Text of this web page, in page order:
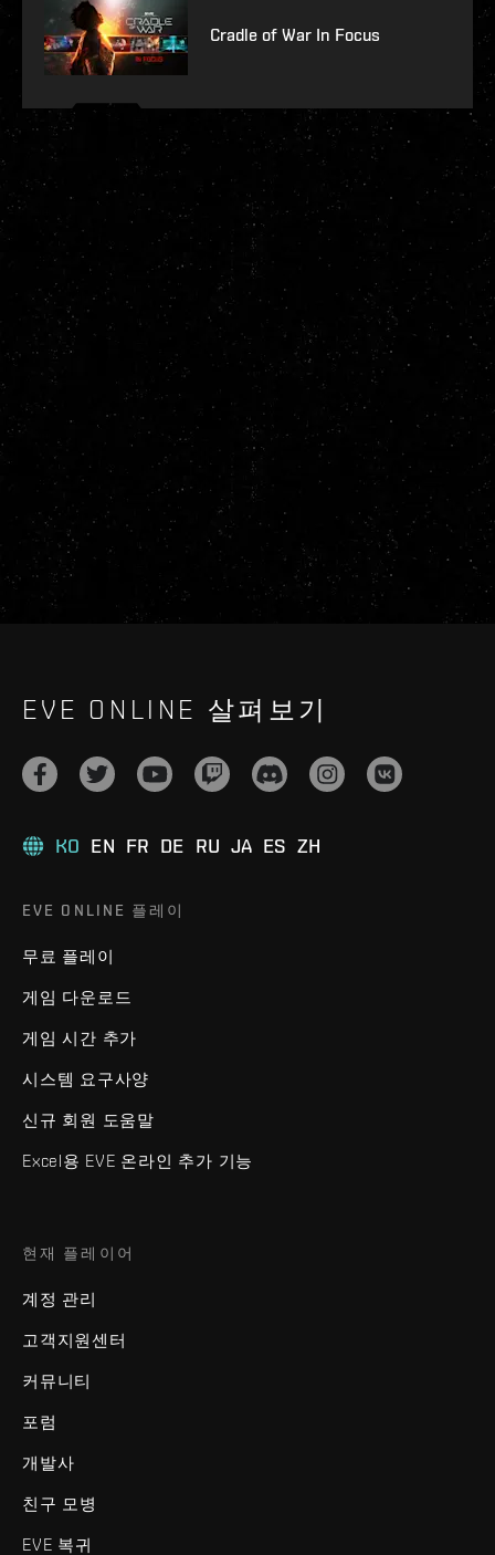
Cradle of War In Focus
EVE ONLINE 살펴보기
KO EN FR DE RU JA ES ZH
EVE ONLINE 플레이
무료 플레이
게임 다운로드
게임 시간 추가
시스템 요구사양
신규 회원 도움말
Excel용 EVE 온라인 추가 기능
현재 플레이어
계정 관리
고객지원센터
커뮤니티
포럼
개발사
친구 모병
EVE 복귀